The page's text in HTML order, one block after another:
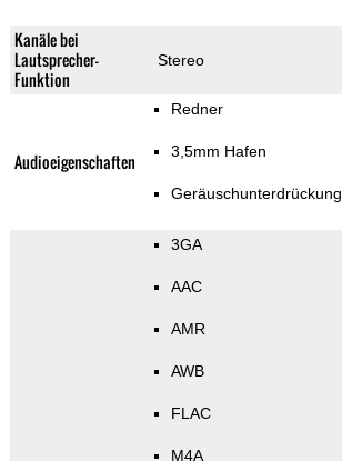
Kanäle bei
Lautsprecher-
Funktion
Stereo
Audioeigenschaften
Redner
3,5mm Hafen
Geräuschunterdrückung
3GA
AAC
AMR
AWB
FLAC
M4A